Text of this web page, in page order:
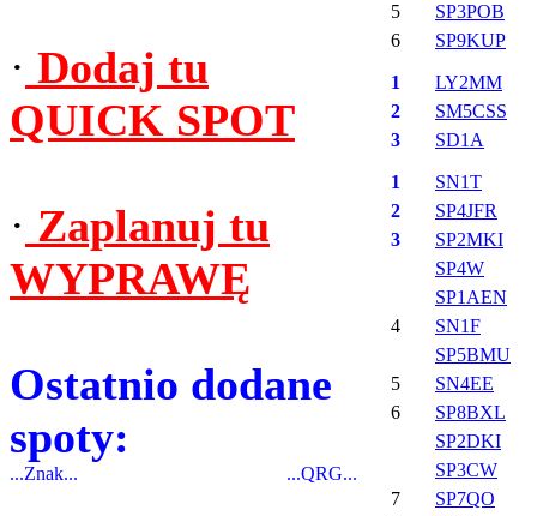
· Dodaj tu
QUICK SPOT
· Zaplanuj tu
WYPRAWĘ
Ostatnio dodane
spoty:
...Znak... ...QRG...
5
SP3POB
6
SP9KUP
1
LY2MM
2
SM5CSS
3
SD1A
1
SN1T
2
SP4JFR
3
SP2MKI
SP4W
SP1AEN
4
SN1F
SP5BMU
5
SN4EE
6
SP8BXL
SP2DKI
SP3CW
7
SP7QO